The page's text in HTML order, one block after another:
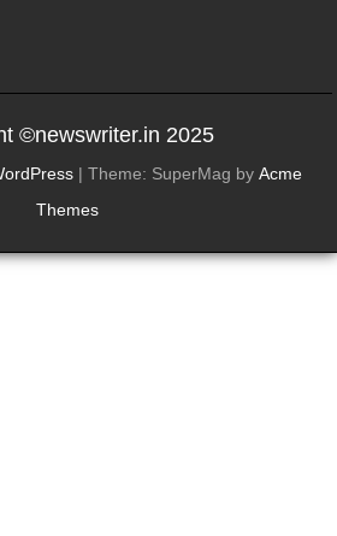
©newswriter.in 2025
| Theme: SuperMag by Acme
Themes